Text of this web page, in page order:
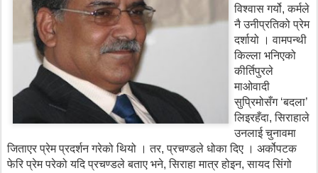
विश्वास गर्यो, कर्मले
नै उनीप्रतिको प्रेम
दर्शायो । वामपन्थी
किल्ला भनिएको
कीर्तिपुरले
माओवादी
सुप्रिमोसँग ‘बदला’
लिइरहँदा, सिराहाले
उनलाई चुनावमा
जिताएर प्रेम प्रदर्शन गरेको थियो । तर, प्रचण्डले धोका दिए । अर्कोपटक
फेरि प्रेम परेको यदि प्रचण्डले बताए भने, सिराहा मात्र होइन, सायद सिंगो